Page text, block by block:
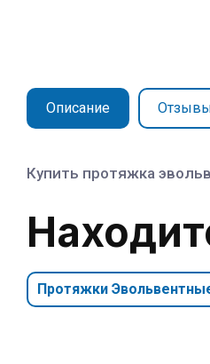
Описание
Купить протяжка
Протяжки